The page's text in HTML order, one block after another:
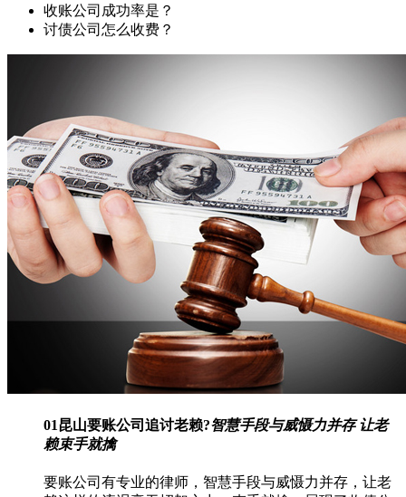
收账公司成功率是？
讨债公司怎么收费？
01昆山要账公司追讨老赖?智慧手段与威慑力并存 让老
赖束手就擒
要账公司有专业的律师，智慧手段与威慑力并存，让老